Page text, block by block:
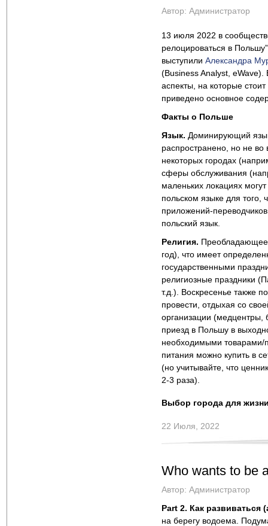
Автор: Администратор
13 июля 2022 в
релоцироваться в
выступили Александра
(Business Analyst,
аспекты, на которые
приведено основное
Факты о Польше
Язык. Доминирующий
распространено, но не
некоторых городах
сферы обслуживания
маленьких локациях
польском языке для того,
приложений-
польский язык.
Религия. Преобладающее
год), что имеет
государственными
религиозные праздники
т.д.). Воскресенье также
провести, отдыхая со
организации (медцентры,
приезд в Польшу в
необходимыми товарами/
питания можно купить в
(но учитывайте, что
2-3 раза).
Выбор города для
22 Июля, 2022
Who wants to be
Автор: Администратор
Part 2. Как развиваться
на берегу водоема.